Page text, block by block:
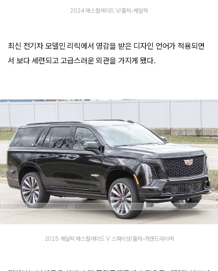
2024 에스컬레이드 V/출처-캐딜락
최신 전기차 모델인 리릭에서 영감을 받은 디자인 언어가 적용되면
서 보다 세련되고 고급스러운 외관을 가지게 됐다.
2025 캐딜락 에스컬레이드 V 스파이샷/출처-카앤드라이버